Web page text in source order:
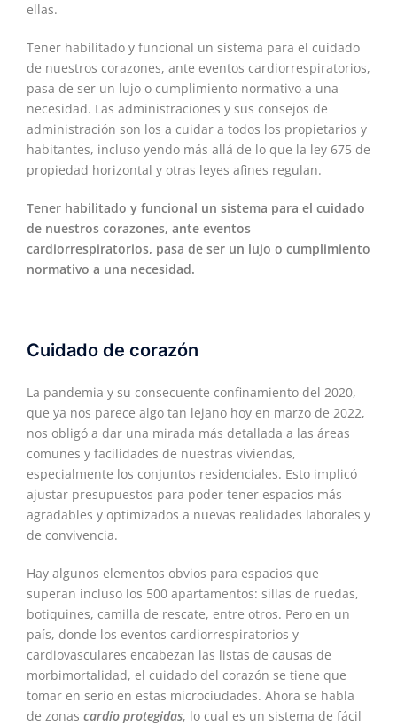
ellas.
Tener habilitado y funcional un sistema para el cuidado
de nuestros corazones, ante eventos cardiorrespiratorios,
pasa de ser un lujo o cumplimiento normativo a una
necesidad. Las administraciones y sus consejos de
administración son los a cuidar a todos los propietarios y
habitantes, incluso yendo más allá de lo que la ley 675 de
propiedad horizontal y otras leyes afines regulan.
Tener habilitado y funcional un sistema para el cuidado
de nuestros corazones, ante eventos
cardiorrespiratorios, pasa de ser un lujo o cumplimiento
normativo a una necesidad.
Cuidado de corazón
La pandemia y su consecuente confinamiento del 2020,
que ya nos parece algo tan lejano hoy en marzo de 2022,
nos obligó a dar una mirada más detallada a las áreas
comunes y facilidades de nuestras viviendas,
especialmente los conjuntos residenciales. Esto implicó
ajustar presupuestos para poder tener espacios más
agradables y optimizados a nuevas realidades laborales y
de convivencia.
Hay algunos elementos obvios para espacios que
superan incluso los 500 apartamentos: sillas de ruedas,
botiquines, camilla de rescate, entre otros. Pero en un
país, donde los eventos cardiorrespiratorios y
cardiovasculares encabezan las listas de causas de
morbimortalidad, el cuidado del corazón se tiene que
tomar en serio en estas microciudades. Ahora se habla
de zonas cardio protegidas, lo cual es un sistema de fácil